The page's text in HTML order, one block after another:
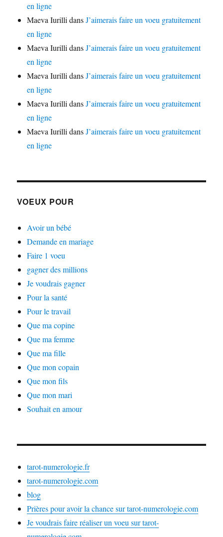
en ligne
Maeva Iurilli dansJ’aimerais faire un voeu gratuitement
en ligne
Maeva Iurilli dansJ’aimerais faire un voeu gratuitement
en ligne
Maeva Iurilli dansJ’aimerais faire un voeu gratuitement
en ligne
Maeva Iurilli dansJ’aimerais faire un voeu gratuitement
en ligne
Maeva Iurilli dansJ’aimerais faire un voeu gratuitement
en ligne
VOEUX POUR
Avoir un bébé
Demande en mariage
Faire 1 voeu
gagner des millions
Je voudrais gagner
Pour la santé
Pour le travail
Que ma copine
Que ma femme
Que ma fille
Que mon copain
Que mon fils
Que mon mari
Souhait en amour
tarot-numerologie.fr
tarot-numerologie.com
blog
Prières pour avoir la chance sur tarot-numerologie.com
Je voudrais faire réaliser un voeu sur tarot-